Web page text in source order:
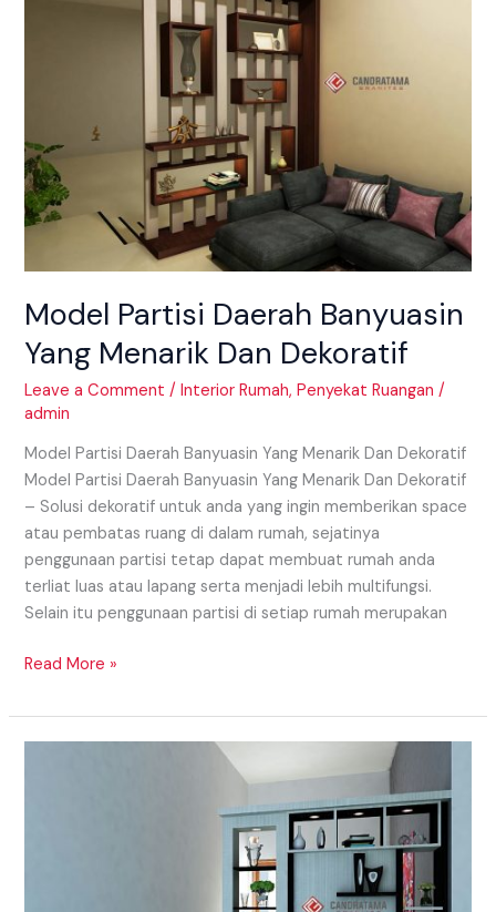
Model Partisi Daerah Banyuasin
Yang Menarik Dan Dekoratif
Leave a Comment /Interior Rumah,Penyekat Ruangan /
admin
Model Partisi Daerah Banyuasin Yang Menarik Dan Dekoratif
Model Partisi Daerah Banyuasin Yang Menarik Dan Dekoratif
– Solusi dekoratif untuk anda yang ingin memberikan space
atau pembatas ruang di dalam rumah, sejatinya
penggunaan partisi tetap dapat membuat rumah anda
terliat luas atau lapang serta menjadi lebih multifungsi.
Selain itu penggunaan partisi di setiap rumah merupakan
Read More »